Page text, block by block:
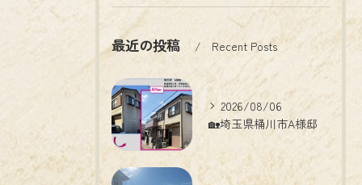
最近の投稿 Recent Posts
2026/08/06
🏡埼玉県桶川市A様邸